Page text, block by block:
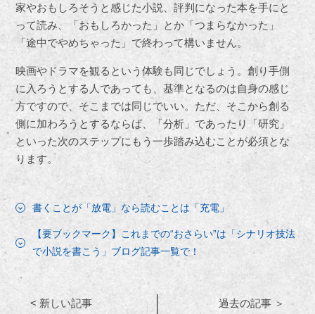
家やおもしろそうと感じた小説、評判になった本を手にと
って読み、「おもしろかった」とか「つまらなかった」
「途中でやめちゃった」で終わって構いません。
映画やドラマを観るという体験も同じでしょう。創り手側
に入ろうとする人であっても、基準となるのは自身の感じ
方ですので、そこまでは同じでいい。ただ、そこから創る
側に加わろうとするならば、「分析」であったり「研究」
といった次のステップにもう一歩踏み込むことが必須とな
ります。
書くことが「放電」なら読むことは「充電」
【要ブックマーク】これまでの“おさらい”は「シナリオ技法
で小説を書こう」ブログ記事一覧で！
< 新しい記事 過去の記事 ＞